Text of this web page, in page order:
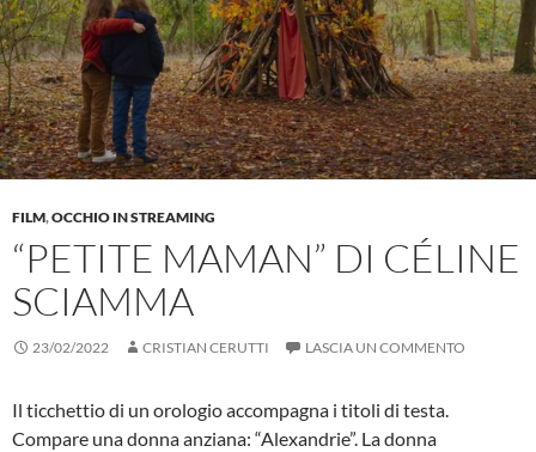
FILM,OCCHIO IN STREAMING
“PETITE MAMAN” DI CÉLINE
SCIAMMA
23/02/2022 CRISTIAN CERUTTI LASCIA UN COMMENTO
Il ticchettio di un orologio accompagna i titoli di testa.
Compare una donna anziana: “Alexandrie”. La donna